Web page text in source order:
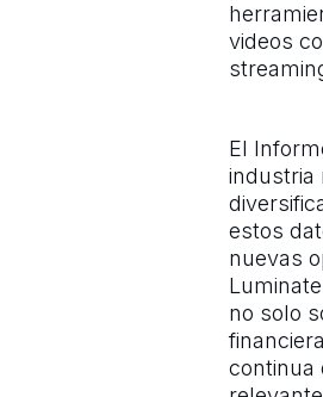
videos
El
industria
estos
nuevas
no solo
continua